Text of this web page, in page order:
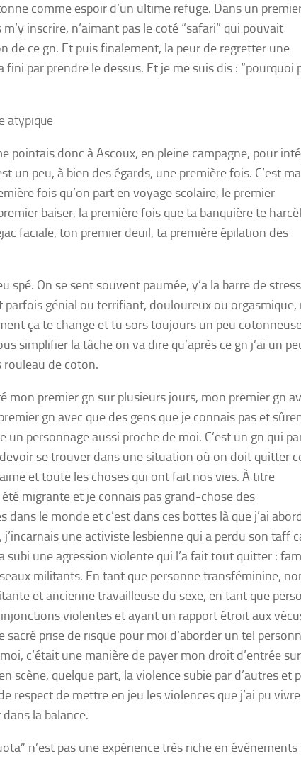
comme espoir d’un ultime refuge. Dans un
inscrire, n’aimant pas le coté “safari” qui pouvait
de ce gn. Et puis finalement, la peur de regretter une
fini par prendre le dessus. Et je me suis dis : “pourquoi
atypique
pointais donc à Ascoux, en pleine campagne, pour
un peu, à bien des égards, une première fois. C’est
fois qu’on part en voyage scolaire, le premier
baiser, la première fois que ta banquière te
faciale, ton premier deuil, ta première épilation des
spé. On se sent souvent paumée, y’a la barre de
parfois génial ou terrifiant, douloureux ou orgasmique,
ça te change et tu sors toujours un peu
simplifier la tâche on va dire qu’après ce gn j’ai un
rouleau de coton.
mon premier gn sur plusieurs jours, mon premier gn
gn avec que des gens que je connais pas et
un personnage aussi proche de moi. C’est un gn qui
se trouver dans une situation où on doit quitter
et toute les choses qui ont fait nos vies. À titre
été migrante et je connais pas grand-chose des
le monde et c’est dans ces bottes là que j’ai
j’incarnais une activiste lesbienne qui a perdu son taff
subi une agression violente qui l’a fait tout quitter :
militants. En tant que personne transféminine,
et ancienne travailleuse du sexe, en tant que
violentes et ayant un rapport étroit aux
sacré prise de risque pour moi d’aborder un tel
c’était une manière de payer mon droit d’entrée
scène, quelque part, la violence subie par d’autres et
respect de mettre en jeu les violences que j’ai pu
la balance.
n’est pas une expérience très riche en événements